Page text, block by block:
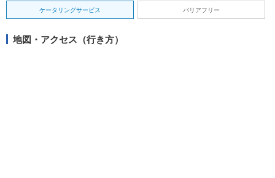
ケータリングサービス バリアフリー
地図・アクセス（行き方）